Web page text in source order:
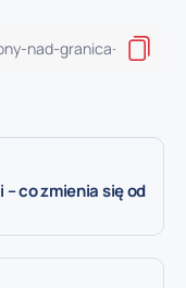
– co zmienia się od